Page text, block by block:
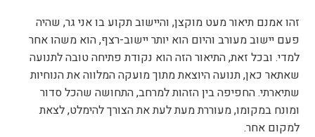
זהו אמנם תיאור מעט מוקצן, והיישוב תקוע בו אני גר, שהיה
פעם יישוב מעורב והיום הוא יותר יישוב-רצף, הוא משהו אחר
למדי. ובכל זאת, התיאור הזה הוא נקודת פתיחה טובה לתנועה
שאתאר כאן, תנועה היוצאת מתוך מועקה המלווה את הנוחיות
שתיארתי. החפיפה בין הזהות למרחב, התחושה שהכל סדור
ומונח במקומו, מעוררת מעת לעת את הצורך להימלט, לצאת
למקום אחר.